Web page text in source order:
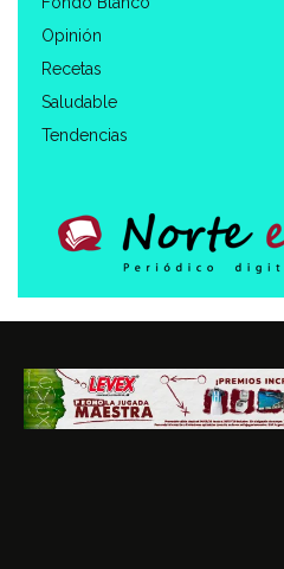
Opinión
Recetas
Saludable
Tendencias